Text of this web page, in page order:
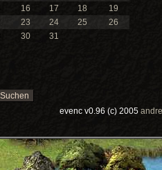
16 17 18
19
23 24 25
26
30 31
evenc v0.96 (c) 2005